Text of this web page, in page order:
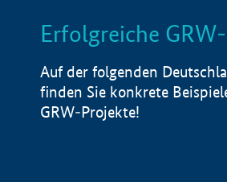
LISTE
Erfolgreiche
Auf der folgenden
finden Sie konkrete
GRW-Projekte!